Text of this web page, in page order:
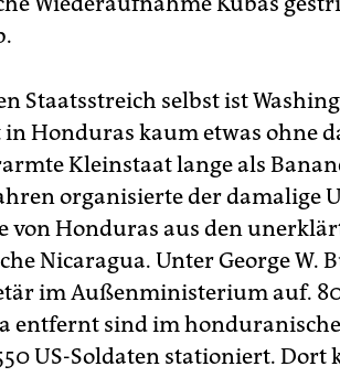
Staatsstreich selbst ist
in Honduras kaum etwas ohne
Kleinstaat lange als
organisierte der damalige
von Honduras aus den
Nicaragua. Unter George W.
im Außenministerium auf.
entfernt sind im
US-Soldaten stationiert. Dort